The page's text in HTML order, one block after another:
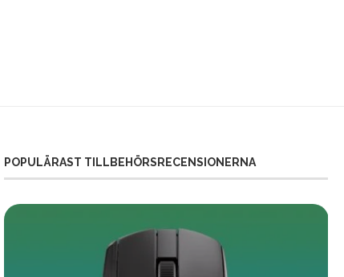
POPULÄRAST TILLBEHÖRSRECENSIONERNA